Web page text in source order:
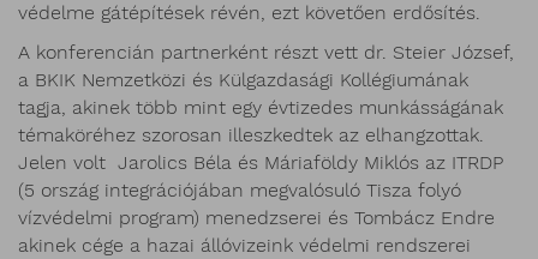
védelme gátépítések révén, ezt követően erdősítés.
A konferencián partnerként részt vett dr. Steier József,
a BKIK Nemzetközi és Külgazdasági Kollégiumának
tagja, akinek több mint egy évtizedes munkásságának
témaköréhez szorosan illeszkedtek az elhangzottak.
Jelen volt Jarolics Béla és Máriaföldy Miklós az ITRDP
(5 ország integrációjában megvalósuló Tisza folyó
vízvédelmi program) menedzserei és Tombácz Endre
akinek cége a hazai állóvizeink védelmi rendszerei